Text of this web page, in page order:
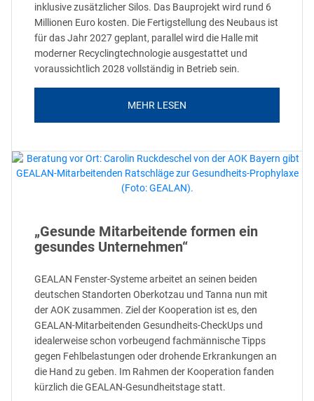
inklusive zusätzlicher Silos. Das Bauprojekt wird rund 6
Millionen Euro kosten. Die Fertigstellung des Neubaus ist
für das Jahr 2027 geplant, parallel wird die Halle mit
moderner Recyclingtechnologie ausgestattet und
voraussichtlich 2028 vollständig in Betrieb sein.
MEHR LESEN
„Gesunde Mitarbeitende formen ein
gesundes Unternehmen“
GEALAN Fenster-Systeme arbeitet an seinen beiden
deutschen Standorten Oberkotzau und Tanna nun mit
der AOK zusammen. Ziel der Kooperation ist es, den
GEALAN-Mitarbeitenden Gesundheits-CheckUps und
idealerweise schon vorbeugend fachmännische Tipps
gegen Fehlbelastungen oder drohende Erkrankungen an
die Hand zu geben. Im Rahmen der Kooperation fanden
kürzlich die GEALAN-Gesundheitstage statt.